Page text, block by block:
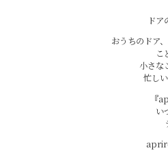
ド
おうちのドア
こ
小さな
忙し
『
い